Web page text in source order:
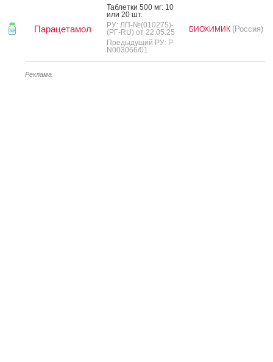
Парацетамол
Таб­летки 500 мг: 10
или 20 шт.
РУ: ЛП-№(010275)-
(РГ-RU) от 22.05.25
Предыдущий РУ: Р
N003066/01
БИОХИМИК (Россия)
Реклама